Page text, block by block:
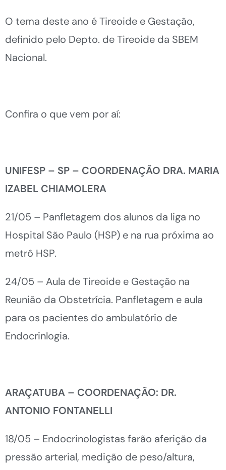
O tema deste ano é Tireoide e Gestação,
definido pelo Depto. de Tireoide da SBEM
Nacional.
Confira o que vem por aí:
UNIFESP – SP – COORDENAÇÃO DRA. MARIA
IZABEL CHIAMOLERA
21/05 – Panfletagem dos alunos da liga no
Hospital São Paulo (HSP) e na rua próxima ao
metrô HSP.
24/05 – Aula de Tireoide e Gestação na
Reunião da Obstetrícia. Panfletagem e aula
para os pacientes do ambulatório de
Endocrinlogia.
ARAÇATUBA – COORDENAÇÃO: DR.
ANTONIO FONTANELLI
18/05 – Endocrinologistas farão aferição da
pressão arterial, medição de peso/altura,